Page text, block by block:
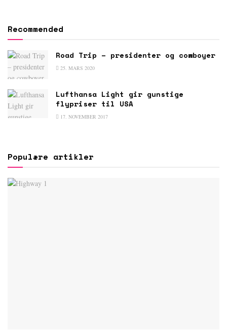
Recommended
Road Trip – presidenter og cowboyer
25. MARS 2020
Lufthansa Light gir gunstige
flypriser til USA
17. NOVEMBER 2017
Populære artikler